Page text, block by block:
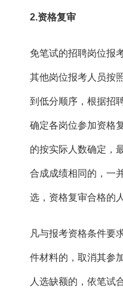
2.资格复审
免笔试的招聘岗位报
其他岗位报考人员按
到低分顺序，根据招
确定各岗位参加资格
的按实际人数确定，
合成成绩相同的，一
选，资格复审合格的
凡与报考资格条件要
件材料的，取消其参
人选缺额的，依笔试